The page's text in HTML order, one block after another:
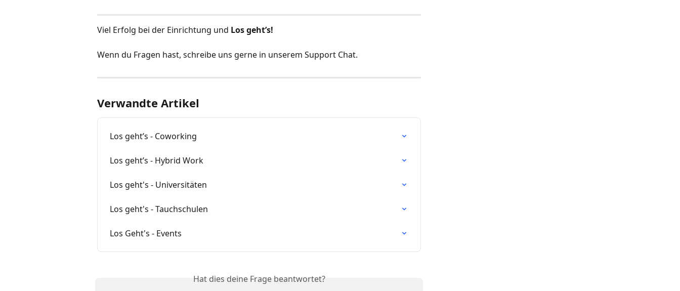
Viel Erfolg bei der Einrichtung und Los geht’s!
Wenn du Fragen hast, schreibe uns gerne in unserem Support Chat.
Verwandte Artikel
Los geht’s - Coworking
Los geht’s - Hybrid Work
Los geht's - Universitäten
Los geht's - Tauchschulen
Los Geht's - Events
Hat dies deine Frage beantwortet?